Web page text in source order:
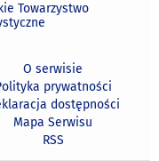
Towarzystwo
O serwisie
prywatności
dostępności
Mapa Serwisu
RSS